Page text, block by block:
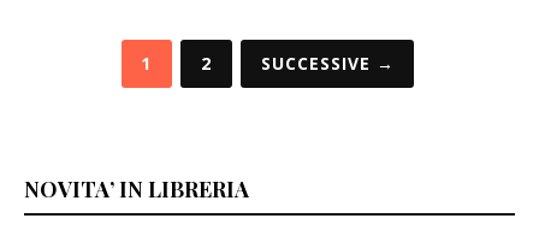
Paginazione
1 2 SUCCESSIVE →
NOVITA’ IN LIBRERIA